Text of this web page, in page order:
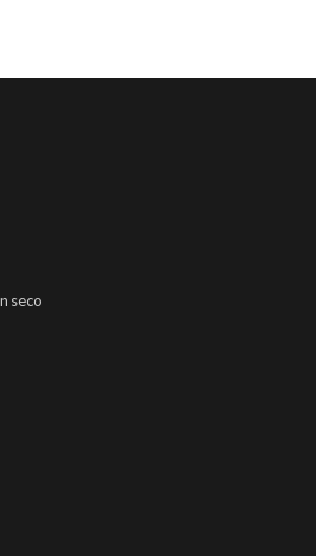
seco